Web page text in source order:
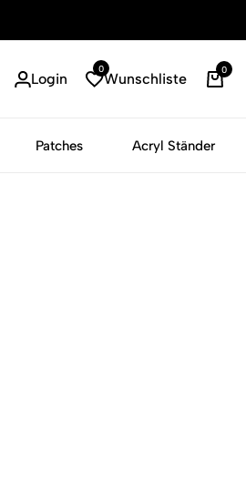
Login
0
Wunschliste
0
Patches Acryl Ständer